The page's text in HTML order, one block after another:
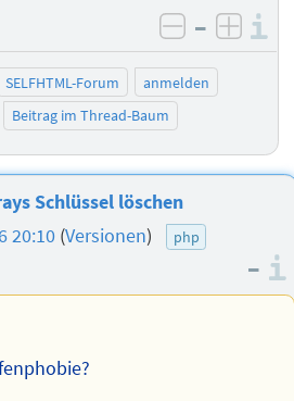
negativ
–
SELFHTML-Forum
anmelden
Beitrag im Thread-Baum
Schlüssel löschen
20:10 (Versionen) php
–